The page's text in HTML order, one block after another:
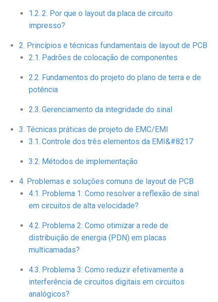
2. Por que o layout da placa de circuito
impresso?
Princípios e técnicas fundamentais de layout de PCB
Padrões de colocação de componentes
Fundamentos do projeto do plano de terra e de
potência
Gerenciamento da integridade do sinal
Técnicas práticas de projeto de EMC/EMI
Controle dos três elementos da EMI&#8217
Métodos de implementação
Problemas e soluções comuns de layout de PCB
Problema 1: Como resolver a reflexão de sinal
em circuitos de alta velocidade?
Problema 2: Como otimizar a rede de
distribuição de energia (PDN) em placas
multicamadas?
Problema 3: Como reduzir efetivamente a
interferência de circuitos digitais em circuitos
analógicos?